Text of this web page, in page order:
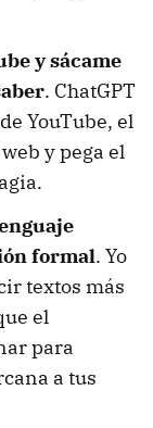
y sácame
. ChatGPT
YouTube, el
y pega el
formal. Yo
textos más
el
para
a tus